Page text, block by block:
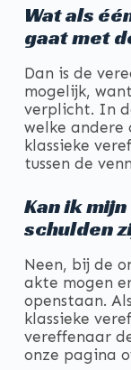
Wat als
gaat met
Dan is de
mogelijk,
verplicht. In
welke andere
klassieke
tussen de
Kan ik
schulden
Neen, bij de
akte mogen
openstaan.
klassieke
vereffenaar
onze pagina